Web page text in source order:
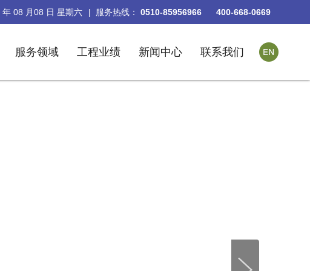
年 08 月08 日 星期六 | 服务热线： 0510-85956966 400-668-0669
服务领域 工程业绩 新闻中心 联系我们